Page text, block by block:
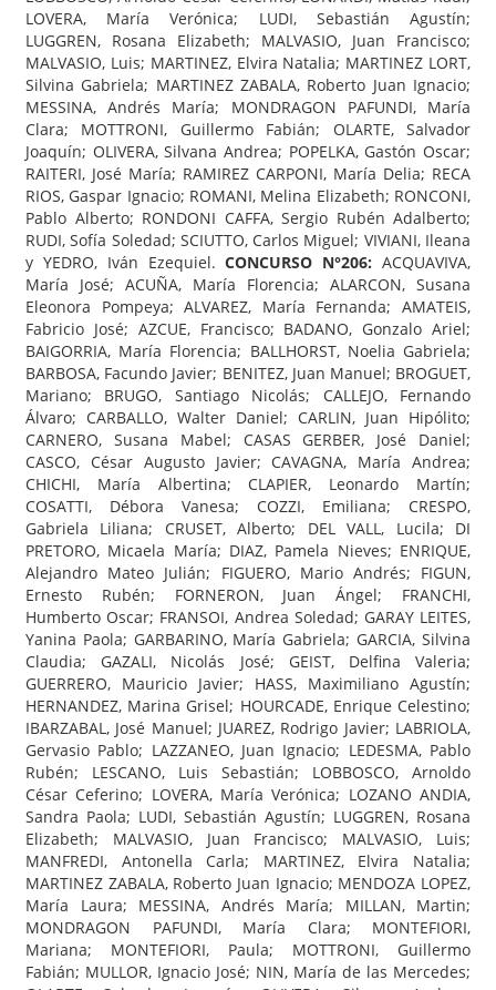
LOVERA, María Verónica; LUDI, Sebastián Agustín;
LUGGREN, Rosana Elizabeth; MALVASIO, Juan Francisco;
MALVASIO, Luis; MARTINEZ, Elvira Natalia; MARTINEZ LORT,
Silvina Gabriela; MARTINEZ ZABALA, Roberto Juan Ignacio;
MESSINA, Andrés María; MONDRAGON PAFUNDI, María
Clara; MOTTRONI, Guillermo Fabián; OLARTE, Salvador
Joaquín; OLIVERA, Silvana Andrea; POPELKA, Gastón Oscar;
RAITERI, José María; RAMIREZ CARPONI, María Delia; RECA
RIOS, Gaspar Ignacio; ROMANI, Melina Elizabeth; RONCONI,
Pablo Alberto; RONDONI CAFFA, Sergio Rubén Adalberto;
RUDI, Sofía Soledad; SCIUTTO, Carlos Miguel; VIVIANI, Ileana
y YEDRO, Iván Ezequiel.CONCURSO N°206:ACQUAVIVA,
María José; ACUÑA, María Florencia; ALARCON, Susana
Eleonora Pompeya; ALVAREZ, María Fernanda; AMATEIS,
Fabricio José; AZCUE, Francisco; BADANO, Gonzalo Ariel;
BAIGORRIA, María Florencia; BALLHORST, Noelia Gabriela;
BARBOSA, Facundo Javier; BENITEZ, Juan Manuel; BROGUET,
Mariano; BRUGO, Santiago Nicolás; CALLEJO, Fernando
Álvaro; CARBALLO, Walter Daniel; CARLIN, Juan Hipólito;
CARNERO, Susana Mabel; CASAS GERBER, José Daniel;
CASCO, César Augusto Javier; CAVAGNA, María Andrea;
CHICHI, María Albertina; CLAPIER, Leonardo Martín;
COSATTI, Débora Vanesa; COZZI, Emiliana; CRESPO,
Gabriela Liliana; CRUSET, Alberto; DEL VALL, Lucila; DI
PRETORO, Micaela María; DIAZ, Pamela Nieves; ENRIQUE,
Alejandro Mateo Julián; FIGUERO, Mario Andrés; FIGUN,
Ernesto Rubén; FORNERON, Juan Ángel; FRANCHI,
Humberto Oscar; FRANSOI, Andrea Soledad; GARAY LEITES,
Yanina Paola; GARBARINO, María Gabriela; GARCIA, Silvina
Claudia; GAZALI, Nicolás José; GEIST, Delfina Valeria;
GUERRERO, Mauricio Javier; HASS, Maximiliano Agustín;
HERNANDEZ, Marina Grisel; HOURCADE, Enrique Celestino;
IBARZABAL, José Manuel; JUAREZ, Rodrigo Javier; LABRIOLA,
Gervasio Pablo; LAZZANEO, Juan Ignacio; LEDESMA, Pablo
Rubén; LESCANO, Luis Sebastián; LOBBOSCO, Arnoldo
César Ceferino; LOVERA, María Verónica; LOZANO ANDIA,
Sandra Paola; LUDI, Sebastián Agustín; LUGGREN, Rosana
Elizabeth; MALVASIO, Juan Francisco; MALVASIO, Luis;
MANFREDI, Antonella Carla; MARTINEZ, Elvira Natalia;
MARTINEZ ZABALA, Roberto Juan Ignacio; MENDOZA LOPEZ,
María Laura; MESSINA, Andrés María; MILLAN, Martin;
MONDRAGON PAFUNDI, María Clara; MONTEFIORI,
Mariana; MONTEFIORI, Paula; MOTTRONI, Guillermo
Fabián; MULLOR, Ignacio José; NIN, María de las Mercedes;